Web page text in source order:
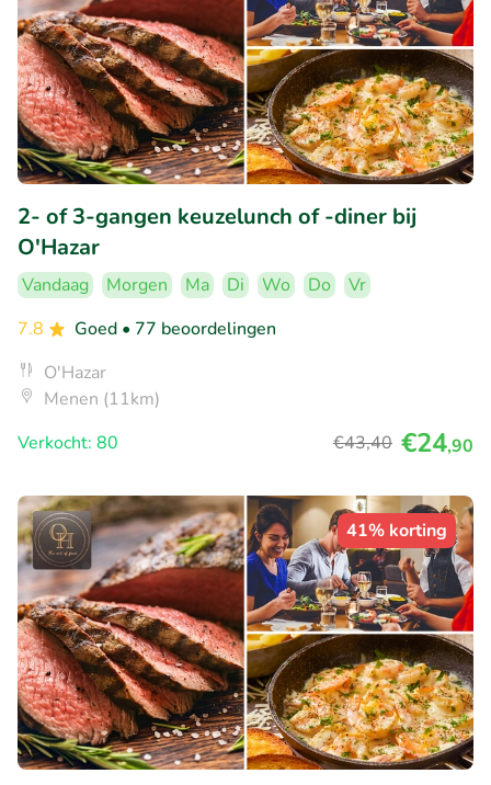
2- of 3-gangen keuzelunch of -diner bij
O'Hazar
Vandaag Morgen Ma Di Wo Do
Vr
7.8
Goed • 77 beoordelingen
O'Hazar
Menen (11km)
Verkocht: 80
€43,40 €24,90
41% korting